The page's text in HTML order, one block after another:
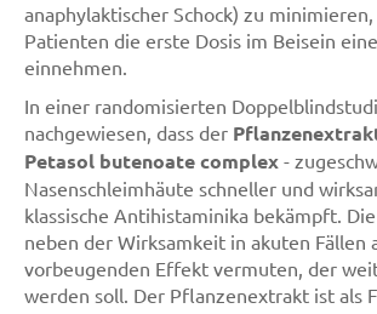
anaphylaktischer Schock) zu
Patienten die erste Dosis im Beisein
einnehmen.
In einer randomisierten
nachgewiesen, dass der
Petasol butenoate complex -
Nasenschleimhäute schneller und
klassische Antihistaminika bekämpft.
neben der Wirksamkeit in akuten Fällen
vorbeugenden Effekt vermuten, der
werden soll. Der Pflanzenextrakt ist als